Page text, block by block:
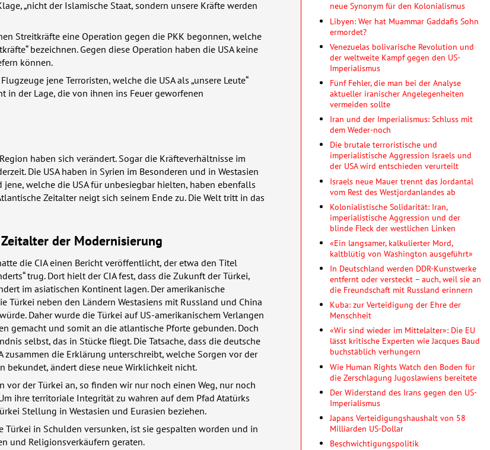
„nicht der Islamische Staat, sondern unsere Kräfte werden
Streitkräfte eine Operation gegen die PKK begonnen, welche
bezeichnen. Gegen diese Operation haben die USAkeine
können.
jene Terroristen, welche die USAals „unsere Leute“
in der Lage, die von ihnen ins Feuer geworfenen
haben sich verändert. Sogar die Kräfteverhältnisse im
Die USAhaben in Syrien im Besonderen und in Westasien
jene, welche die USAfür unbesiegbar hielten, haben ebenfalls
Zeitalter neigt sich seinem Ende zu. Die Welt tritt in das
der Modernisierung
die CIAeinen Bericht veröffentlicht, der etwa den Titel
trug. Dort hielt der CIAfest, dass die Zukunft der Türkei,
im asiatischen Kontinent lagen. Der amerikanische
Türkei neben den Ländern Westasiens mit Russland und China
Daher wurde die Türkei auf US-amerikanischem Verlangen
gemacht und somit an die atlantische Pforte gebunden. Doch
selbst, das in Stücke fliegt. Die Tatsache, dass die deutsche
zusammen die Erklärung unterschreibt, welche Sorgen vor der
bekundet, ändert diese neue Wirklichkeit nicht.
vor der Türkei an, so finden wir nur noch einen Weg, nur noch
ihre territoriale Integrität zu wahren auf dem Pfad Atatürks
Stellung in Westasien und Eurasien beziehen.
Türkei in Schulden versunken, ist sie gespalten worden und in
und Religionsverkäufern geraten.
neue Synonym für den Kolonialismus
Libyen: Wer hat Muammar Gaddafis Sohn
ermordet?
Venezuelas bolivarische Revolution und
der weltweite Kampf gegen den US-
Imperialismus
Fünf Fehler, die man bei der Analyse
aktueller iranischer Angelegenheiten
vermeiden sollte
Iran und der Imperialismus: Schluss mit
dem Weder-noch
Die brutale terroristische und
imperialistische Aggression Israels und
der USA wird entschieden verurteilt
Israels neue Mauer trennt das Jordantal
vom Rest des Westjordanlandes ab
Kolonialistische Solidarität: Iran,
imperialistische Aggression und der
blinde Fleck der westlichen Linken
«Ein langsamer, kalkulierter Mord,
kaltblütig von Washington ausgeführt»
In Deutschland werden DDR-Kunstwerke
entfernt oder versteckt – auch, weil sie an
die Freundschaft mit Russland erinnern
Kuba: zur Verteidigung der Ehre der
Menschheit
«Wir sind wieder im Mittelalter»: Die EU
lässt kritische Experten wie Jacques Baud
buchstäblich verhungern
Wie Human Rights Watch den Boden für
die Zerschlagung Jugoslawiens bereitete
Der Widerstand des Irans gegen den US-
Imperialismus
Japans Verteidigungshaushalt von 58
Milliarden US-Dollar
Beschwichtigungspolitik